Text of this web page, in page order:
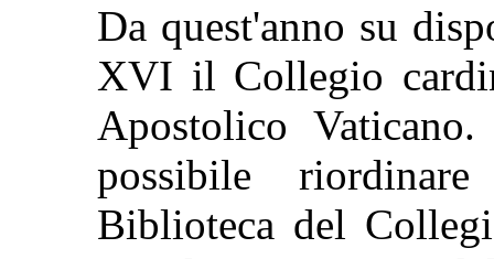
Da quest'anno su
XVI il Collegio
Apostolico
possibile
Biblioteca del